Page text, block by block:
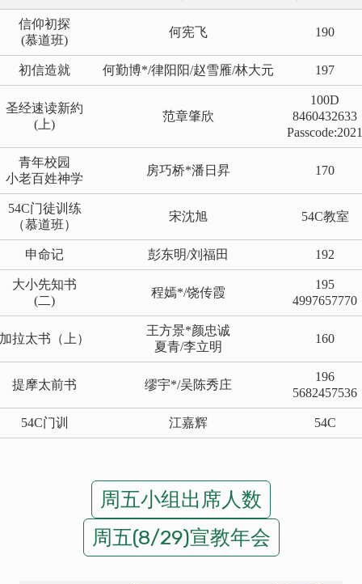
信仰初探
(慕道班)
何宪飞 190
初信造就 何勤博*/律阳阳/赵雪雁/林大元 197
圣经速读新約
(上)
范章肇欣
100D
8460432633
Passcode:2021
青年校园
小老百姓神学
房巧桥*潘日昇 170
54C门徒训练
（慕道班）
宋沈旭 54C教室
申命记 彭东明/刘福田 192
大小先知书
(二)
程嫣*/饶传霞
195
4997657770
加拉太书（上）
王方景*颜忠诚
夏青/李立明
160
提摩太前书 缪宇*/吴陈秀庄
196
5682457536
54C门训 江嘉辉 54C
周五小组出席人数
周五(8/29)宣教年会